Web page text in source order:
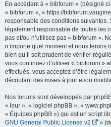
En accédant à « bibforum » (désigné
« bibforum », « https://
responsable des conditions suivantes.
légalement responsable de toutes les
pas et/ou n’utilisez pas « bibforum ».
n’importe quel moment et nous ferons
bien qu’il soit prudent de vérifier
vous continuez d’utiliser « bibforum »
effectués, vous acceptez d’être
découlant des mises à jour et/ou
Nos forums sont développés par
« leur », « logiciel phpBB », «
« Équipes phpBB ») qui est un script
GNU General Public License v2
»